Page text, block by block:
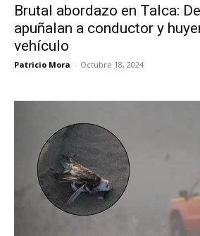
Brutal abordazo en Talca:
apuñalan a conductor y
vehículo
Patricio Mora - Octubre 18, 2024